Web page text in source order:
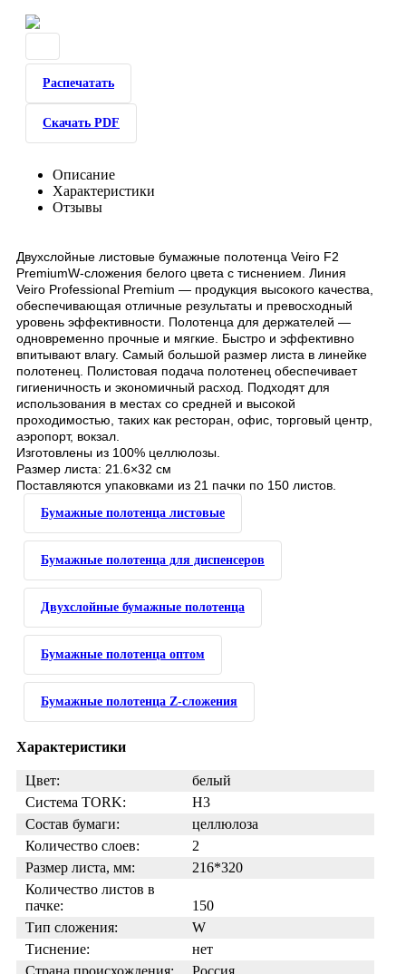
Распечатать
Скачать PDF
Описание
Характеристики
Отзывы
Двухслойные листовые бумажные полотенца Veiro F2
PremiumW-сложения белого цвета с тиснением. Линия
Veiro Professional Premium — продукция высокого качества,
обеспечивающая отличные результаты и превосходный
уровень эффективности. Полотенца для держателей —
одновременно прочные и мягкие. Быстро и эффективно
впитывают влагу. Самый большой размер листа в линейке
полотенец. Полистовая подача полотенец обеспечивает
гигиеничность и экономичный расход. Подходят для
использования в местах со средней и высокой
проходимостью, таких как ресторан, офис, торговый центр,
аэропорт, вокзал.
Изготовлены из 100% целлюлозы.
Размер листа: 21.6×32 см
Поставляются упаковками из 21 пачки по 150 листов.
Бумажные полотенца листовые
Бумажные полотенца для диспенсеров
Двухслойные бумажные полотенца
Бумажные полотенца оптом
Бумажные полотенца Z-сложения
Характеристики
Цвет:
белый
Система TORK:
H3
Состав бумаги:
целлюлоза
Количество слоев:
2
Размер листа, мм:
216*320
Количество листов в
пачке:
150
Тип сложения:
W
Тиснение:
нет
Страна происхождения:
Россия